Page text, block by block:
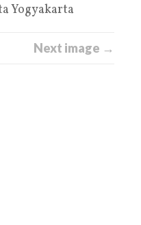
Yogyakarta
Next image →